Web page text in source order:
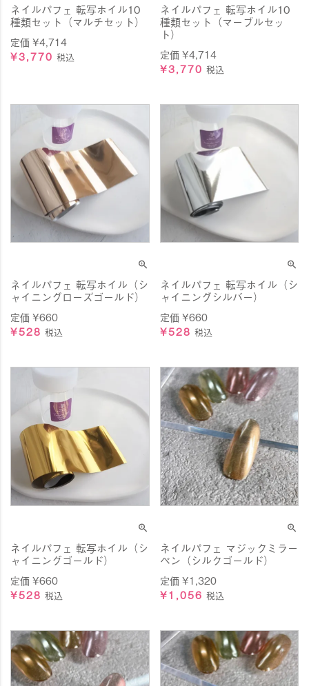
ネイルパフェ 転写ホイル10
種類セット（マルチセット）
定価¥4,714
¥3,770 税込
ネイルパフェ 転写ホイル10
種類セット（マーブルセッ
ト）
定価 ¥4,714
¥3,770 税込
ネイルパフェ 転写ホイル（シ
ャイニングローズゴールド）
定価¥660
¥528 税込
ネイルパフェ 転写ホイル（シ
ャイニングシルバー）
定価 ¥660
¥528 税込
ネイルパフェ 転写ホイル（シ
ャイニングゴールド）
定価¥660
¥528 税込
ネイルパフェ マジックミラー
ペン（シルクゴールド）
定価 ¥1,320
¥1,056 税込